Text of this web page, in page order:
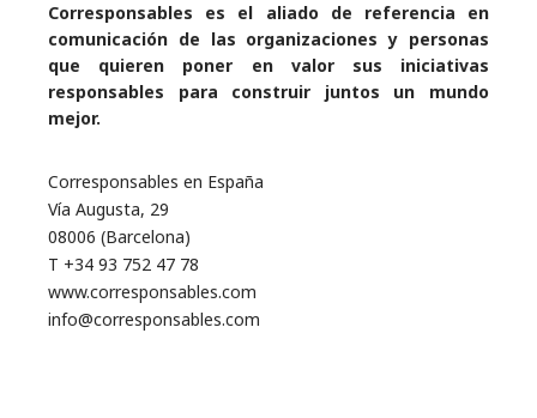
Corresponsables es el aliado de referencia en
comunicación de las organizaciones y personas
que quieren poner en valor sus iniciativas
responsables para construir juntos un mundo
mejor.
Corresponsables en España
Vía Augusta, 29
08006 (Barcelona)
T +34 93 752 47 78
www.corresponsables.com
info@corresponsables.com